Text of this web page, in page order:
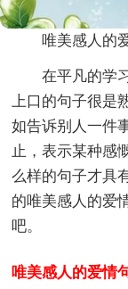
唯美感人的
在平凡的学
上口的句子很是
如告诉别人一件
止，表示某种感
么样的句子才具
的唯美感人的爱
吧。
唯美感人的爱情